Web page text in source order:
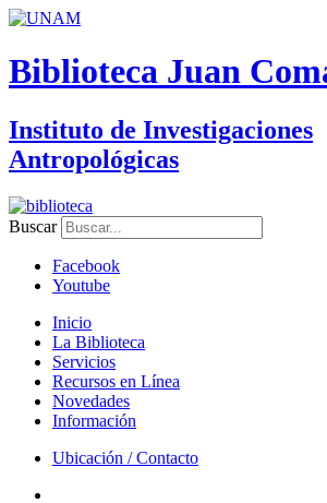
Biblioteca Juan
Instituto de Investigaciones
Antropológicas
Buscar
Facebook
Youtube
Inicio
La Biblioteca
Servicios
Recursos en Línea
Novedades
Información
Ubicación / Contacto